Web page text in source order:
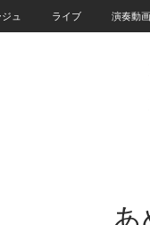
ュ ライブ 演奏動画